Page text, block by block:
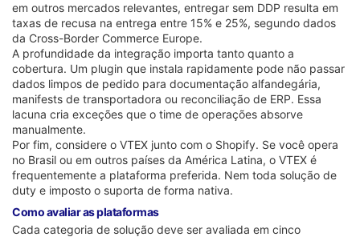
em outros mercados relevantes, entregar sem DDP resulta em
taxas de recusa na entrega entre 15% e 25%, segundo dados
da Cross-Border Commerce Europe.
A profundidade da integração importa tanto quanto a
cobertura. Um plugin que instala rapidamente pode não passar
dados limpos de pedido para documentação alfandegária,
manifests de transportadora ou reconciliação de ERP. Essa
lacuna cria exceções que o time de operações absorve
manualmente.
Por fim, considere o VTEX junto com o Shopify. Se você opera
no Brasil ou em outros países da América Latina, o VTEX é
frequentemente a plataforma preferida. Nem toda solução de
duty e imposto o suporta de forma nativa.
Como avaliar as plataformas
Cada categoria de solução deve ser avaliada em cinco